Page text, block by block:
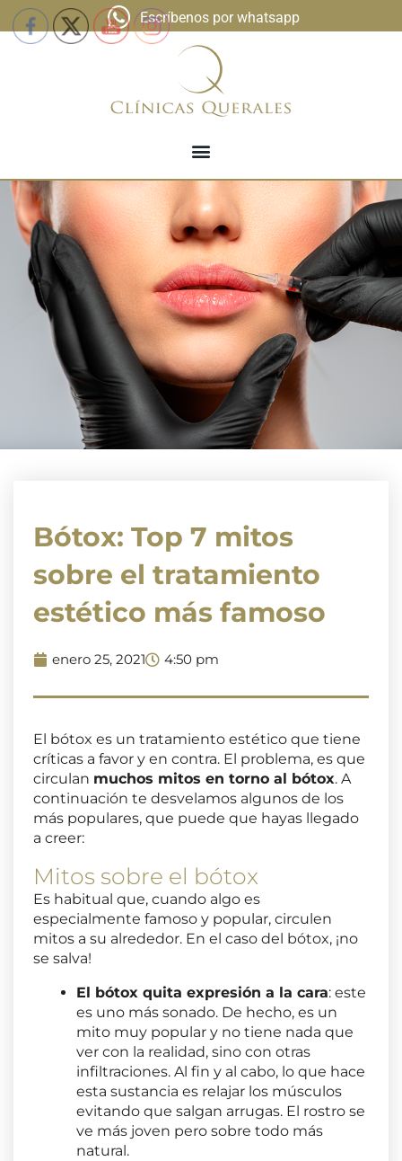
Escríbenos por whatsapp
Bótox: Top 7 mitos
sobre el tratamiento
estético más famoso
enero 25, 2021 4:50 pm
El bótox es un tratamiento estético que tiene
críticas a favor y en contra. El problema, es que
circulan muchos mitos en torno al bótox. A
continuación te desvelamos algunos de los
más populares, que puede que hayas llegado
a creer:
Mitos sobre el bótox
Es habitual que, cuando algo es
especialmente famoso y popular, circulen
mitos a su alrededor. En el caso del bótox, ¡no
se salva!
El bótox quita expresión a la cara: este
es uno más sonado. De hecho, es un
mito muy popular y no tiene nada que
ver con la realidad, sino con otras
infiltraciones. Al fin y al cabo, lo que hace
esta sustancia es relajar los músculos
evitando que salgan arrugas. El rostro se
ve más joven pero sobre todo más
natural.